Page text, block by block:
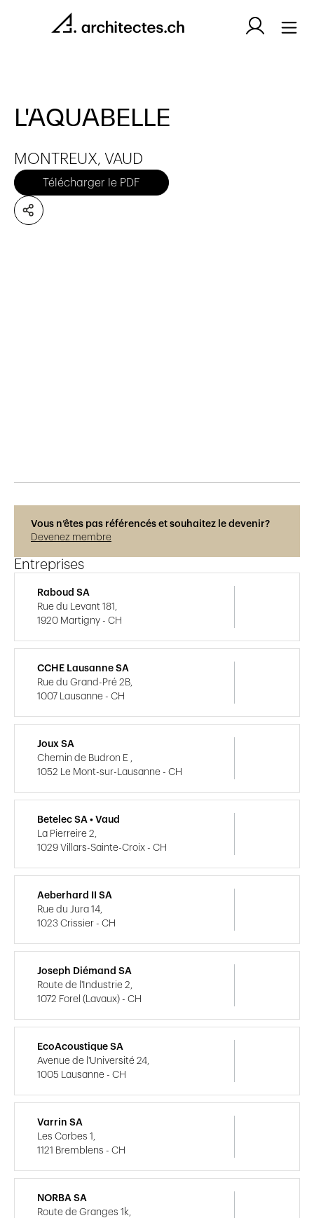
L'AQUABELLE
MONTREUX, VAUD
Télécharger le PDF
Vous n’êtes pas référencés et souhaitez le devenir?
Devenez membre
Entreprises
Raboud SA
Rue du Levant 181,
1920 Martigny - CH
CCHE Lausanne SA
Rue du Grand-Pré 2B,
1007 Lausanne - CH
Joux SA
Chemin de Budron E ,
1052 Le Mont-sur-Lausanne - CH
Betelec SA • Vaud
La Pierreire 2,
1029 Villars-Sainte-Croix - CH
Aeberhard II SA
Rue du Jura 14,
1023 Crissier - CH
Joseph Diémand SA
Route de l'Industrie 2,
1072 Forel (Lavaux) - CH
EcoAcoustique SA
Avenue de l'Université 24,
1005 Lausanne - CH
Varrin SA
Les Corbes 1,
1121 Bremblens - CH
NORBA SA
Route de Granges 1k,